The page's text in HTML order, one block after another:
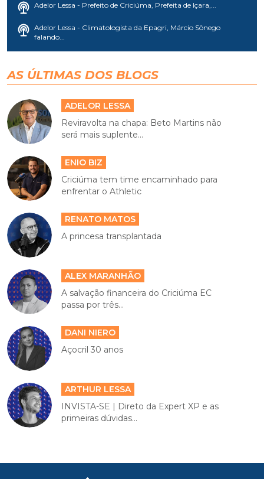
Adelor Lessa - Prefeito de Criciúma, Prefeita de Içara,...
Adelor Lessa - Climatologista da Epagri, Márcio Sônego
falando...
AS ÚLTIMAS DOS BLOGS
ADELOR LESSA
Reviravolta na chapa: Beto Martins não
será mais suplente...
ENIO BIZ
Criciúma tem time encaminhado para
enfrentar o Athletic
RENATO MATOS
A princesa transplantada
ALEX MARANHÃO
A salvação financeira do Criciúma EC
passa por três...
DANI NIERO
Açocril 30 anos
ARTHUR LESSA
INVISTA-SE | Direto da Expert XP e as
primeiras dúvidas...